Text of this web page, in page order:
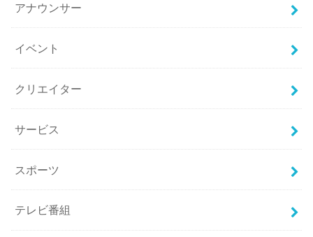
アナウンサー
イベント
クリエイター
サービス
スポーツ
テレビ番組